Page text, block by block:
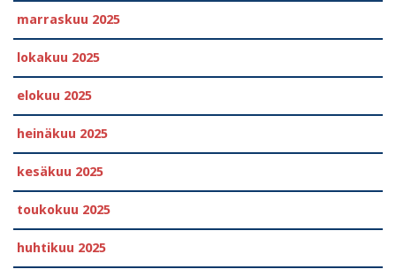
marraskuu 2025
lokakuu 2025
elokuu 2025
heinäkuu 2025
kesäkuu 2025
toukokuu 2025
huhtikuu 2025